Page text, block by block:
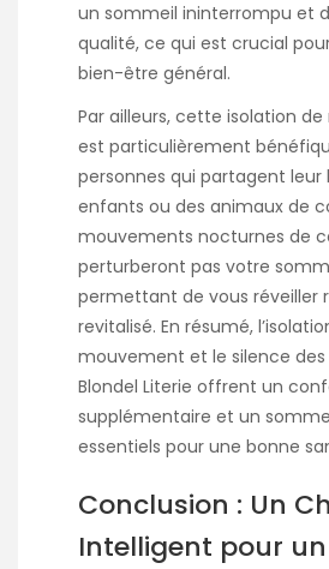
un sommeil ininterrompu et
qualité, ce qui est crucial
bien-être général.
Par ailleurs, cette isolation
est particulièrement
personnes qui partagent leur
enfants ou des animaux de
mouvements nocturnes de
perturberont pas votre
permettant de vous réveiller
revitalisé. En résumé,
mouvement et le silence
Blondel Literie offrent un
supplémentaire et un
essentiels pour une bonne
Conclusion : Un
Intelligent pour